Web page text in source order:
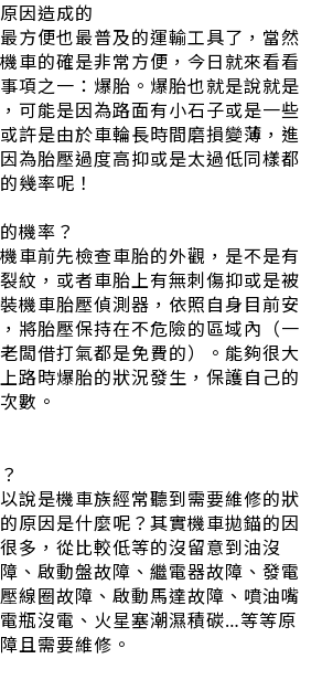
因造成的
方便也最普及的運輸工具了，當然
車的確是非常方便，今日就來看看
項之一：爆胎。爆胎也就是說就是
可能是因為路面有小石子或是一些
許是由於車輪長時間磨損變薄，進
為胎壓過度高抑或是太過低同樣都
幾率呢！
機率？
車前先檢查車胎的外觀，是不是有
紋，或者車胎上有無刺傷抑或是被
機車胎壓偵測器，依照自身目前安
將胎壓保持在不危險的區域內（一
闆借打氣都是免費的）。能夠很大
路時爆胎的狀況發生，保護自己的
數。
說是機車族經常聽到需要維修的狀
原因是什麼呢？其實機車拋錨的因
多，從比較低等的沒留意到油沒
、啟動盤故障、繼電器故障、發電
線圈故障、啟動馬達故障、噴油嘴
瓶沒電、火星塞潮濕積碳…等等原
且需要維修。